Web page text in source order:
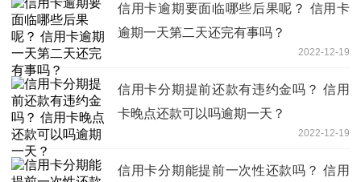
信用卡逾期要面临哪些后果呢？ 信用卡
逾期一天第二天还完有事吗？
2022-12-19
信用卡分期提前还款有违约金吗？ 信用
卡晚点还款可以吗逾期一天？
2022-12-19
信用卡分期能提前一次性还款吗？ 信用